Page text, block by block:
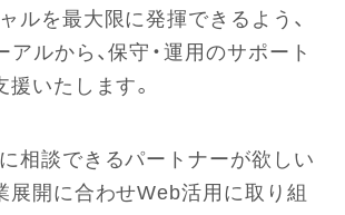
ルを最大限に発揮できるよう、
アルから、保守・運用のサポート
援いたします。
相談できるパートナーが欲しい
展開に合わせWeb活用に取り組